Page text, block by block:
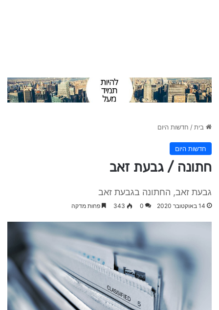
בית/ חדשות היום
חדשות היום
חתונה / גבעת זאב
גבעת זאב, החתונה בגבעת זאב
14 באוקטובר 2020 0
343 פחות מדקה